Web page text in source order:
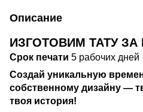
Описание
ИЗГОТОВИМ ТАТУ ЗА
Срок печати 5 рабочих дней
Создай уникальную
собственному дизайну —
твоя история!